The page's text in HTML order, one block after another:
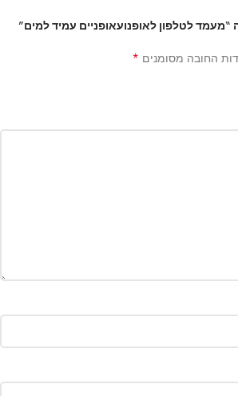
לטלפון לאופנועאופניים עמיד למים”
החובה מסומנים *